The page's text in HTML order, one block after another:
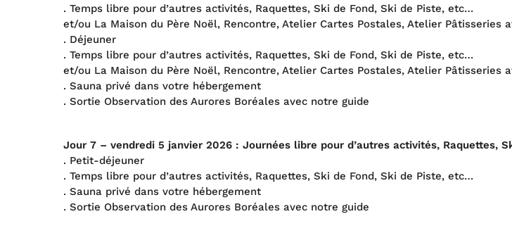
. Temps libre pour d’autres activités, Raquettes, Ski de Fond, Ski de Piste, etc…
et/ou La Maison du Père Noël, Rencontre, Atelier Cartes Postales, Atelier Pâtisseries
. Déjeuner
. Temps libre pour d’autres activités, Raquettes, Ski de Fond, Ski de Piste, etc…
et/ou La Maison du Père Noël, Rencontre, Atelier Cartes Postales, Atelier Pâtisseries
. Sauna privé dans votre hébergement
. Sortie Observation des Aurores Boréales avec notre guide
Jour 7 – vendredi 5 janvier 2026 : Journées libre pour d’autres activités, Raquettes,
. Petit-déjeuner
. Temps libre pour d’autres activités, Raquettes, Ski de Fond, Ski de Piste, etc…
. Sauna privé dans votre hébergement
. Sortie Observation des Aurores Boréales avec notre guide